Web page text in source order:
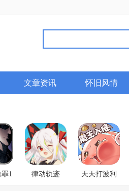
文章资讯 怀旧风情
1
律动轨迹
天天打波利